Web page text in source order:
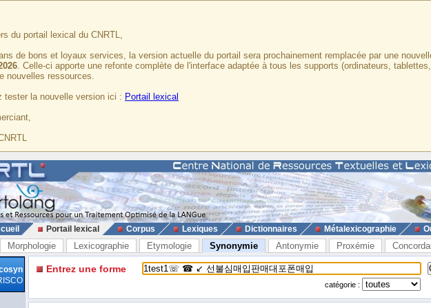
du portail lexical du CNRTL,
de bons et loyaux services, la version actuelle du portail sera prochainement remplacée par une
. Celle-ci apporte une refonte complète de l'interface adaptée à tous les supports (ordinateurs,
nouvelles ressources.
tester la nouvelle version ici : Portail lexical
Portail lexical Corpus Lexiques Dictionnaires Métalexicographie
Morphologie Lexicographie Etymologie Synonymie Antonymie Proxémie
Entrez une forme
catégorie :